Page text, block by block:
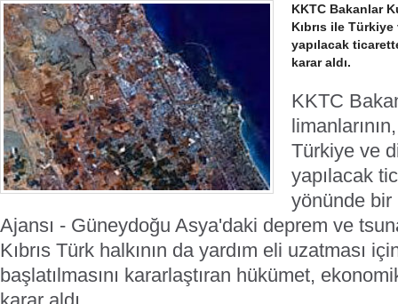
KKTC Bakanlar
Kıbrıs ile
yapılacak
karar aldı.
KKTC
Türkiye ve
yapılacak
yönünde bir
Ajansı - Güneydoğu Asya'daki deprem ve
Kıbrıs Türk halkının da yardım eli uzatması
başlatılmasını kararlaştıran hükümet,